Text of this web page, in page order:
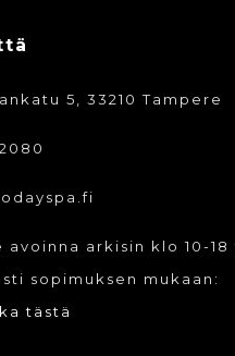
5, 33210 Tampere
avoinna arkisin klo 10-18
sopimuksen mukaan:
tästä